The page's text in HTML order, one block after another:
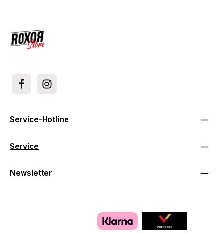
Service-Hotline
Service
Newsletter